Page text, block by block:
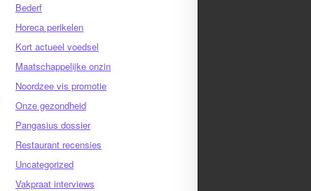
Bederf
Horeca perikelen
Kort actueel voedsel
Maatschappelijke onzin
Noordzee vis promotie
Onze gezondheid
Pangasius dossier
Restaurant recensies
Uncategorized
Vakpraat interviews